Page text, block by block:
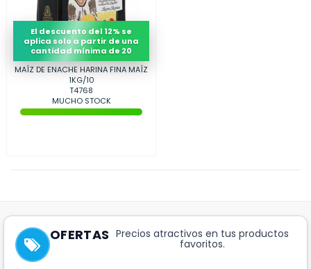
El descuento del 12% se
aplica solo a partir de una
cantidad mínima de 20
MAÍZ DE ENACHE HARINA FINA MAÍZ
1KG/10
T4768
MUCHO STOCK
OFERTAS Precios atractivos en tus productos
favoritos.